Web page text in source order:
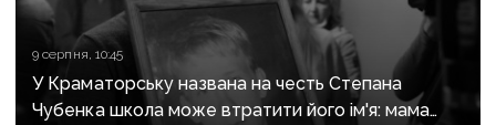
9 серпня, 10:45
У Краматорську названа на честь Степана
Чубенка школа може втратити його ім'я: мама